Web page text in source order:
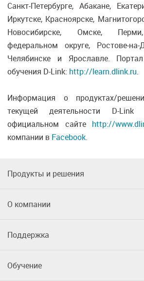
Санкт-Петербурге, Абакане,
Иркутске, Красноярске,
Новосибирске, Омске,
федеральном округе, Ростове-на-
Челябинске и Ярославле.
обучения D-Link: http://learn.dlink.ru.
Информация о продуктах/
текущей деятельности D-Link
официальном сайте http://
компании в Facebook.
Продукты и решения
О компании
Поддержка
Обучение